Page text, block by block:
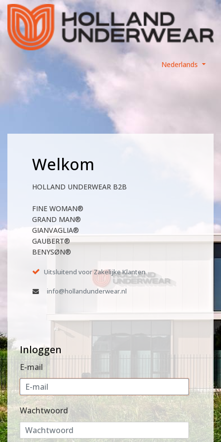
Nederlands
Welkom
HOLLAND UNDERWEAR B2B
FINE WOMAN®
GRAND MAN®
GIANVAGLIA®
GAUBERT®
BENYSØN®
Uitsluitend voor Zakelijke Klanten
info@hollandunderwear.nl
Inloggen
E-mail
Wachtwoord